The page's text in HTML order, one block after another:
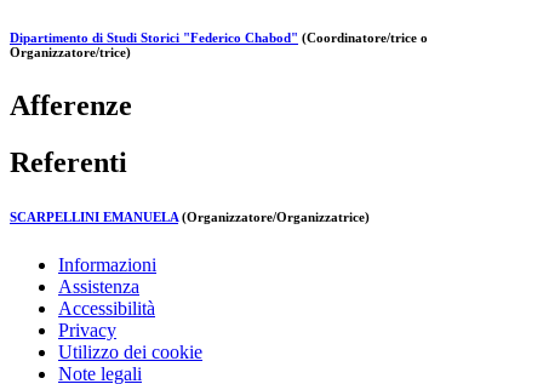
Dipartimento di Studi Storici "Federico Chabod" (Coordinatore/trice o
Organizzatore/trice)
Afferenze
Referenti
SCARPELLINI EMANUELA (Organizzatore/Organizzatrice)
Informazioni
Assistenza
Accessibilità
Privacy
Utilizzo dei cookie
Note legali